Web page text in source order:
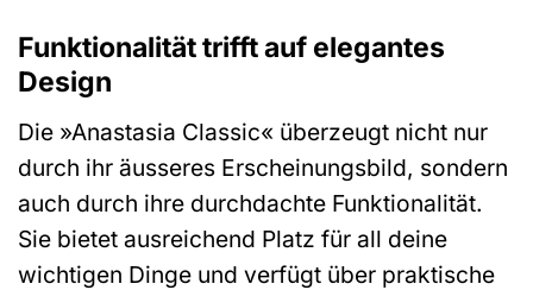
Funktionalität trifft auf elegantes
Design
Die »Anastasia Classic« überzeugt nicht nur
durch ihr äusseres Erscheinungsbild, sondern
auch durch ihre durchdachte Funktionalität.
Sie bietet ausreichend Platz für all deine
wichtigen Dinge und verfügt über praktische